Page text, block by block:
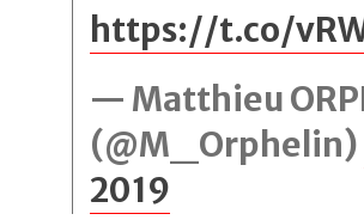
https://t.co/
— Matthieu
(@M_Orphelin)
2019